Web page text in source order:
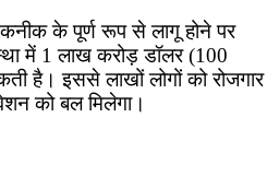
के पूर्ण रूप से लागू होने पर
में 1 लाख करोड़ डॉलर (100
है। इससे लाखों लोगों को रोजगार
को बल मिलेगा।